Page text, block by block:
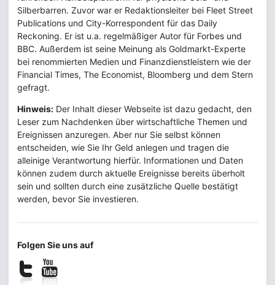
Silberbarren. Zuvor war er Redaktionsleiter bei Fleet Street
Publications und City-Korrespondent für das Daily
Reckoning. Er ist u.a. regelmäßiger Autor für Forbes und
BBC. Außerdem ist seine Meinung als Goldmarkt-Experte
bei renommierten Medien und Finanzdienstleistern wie der
Financial Times, The Economist, Bloomberg und dem Stern
gefragt.
Hinweis: Der Inhalt dieser Webseite ist dazu gedacht, den
Leser zum Nachdenken über wirtschaftliche Themen und
Ereignissen anzuregen. Aber nur Sie selbst können
entscheiden, wie Sie Ihr Geld anlegen und tragen die
alleinige Verantwortung hierfür. Informationen und Daten
können zudem durch aktuelle Ereignisse bereits überholt
sein und sollten durch eine zusätzliche Quelle bestätigt
werden, bevor Sie investieren.
Folgen Sie uns auf